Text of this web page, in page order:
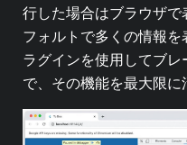
行した場合はブラウザ
フォルトで多くの情報
ラグインを使用してブ
で、その機能を最大限に